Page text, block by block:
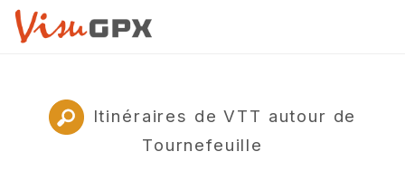
Itinéraires de VTT autour de
Tournefeuille